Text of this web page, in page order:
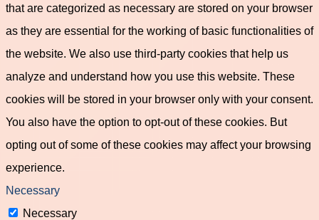
that are categorized as necessary are stored on your browser
as they are essential for the working of basic functionalities of
the website. We also use third-party cookies that help us
analyze and understand how you use this website. These
cookies will be stored in your browser only with your consent.
You also have the option to opt-out of these cookies. But
opting out of some of these cookies may affect your browsing
experience.
Necessary
Necessary